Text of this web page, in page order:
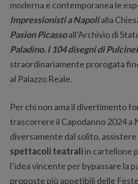
moderna e contemporanea le
Impressionisti a Napolialla
Pasion Picassoall’Archivio di
Paladino. I 104 disegni di
straordinariamente prorogata
al Palazzo Reale.
Per chi non ama il divertimento
trascorrere il Capodanno 2024 a
diversamente dal solito, assistere
spettacoli teatraliin cartellone
l’idea vincente per bypassare la
proposte più appetibili delle